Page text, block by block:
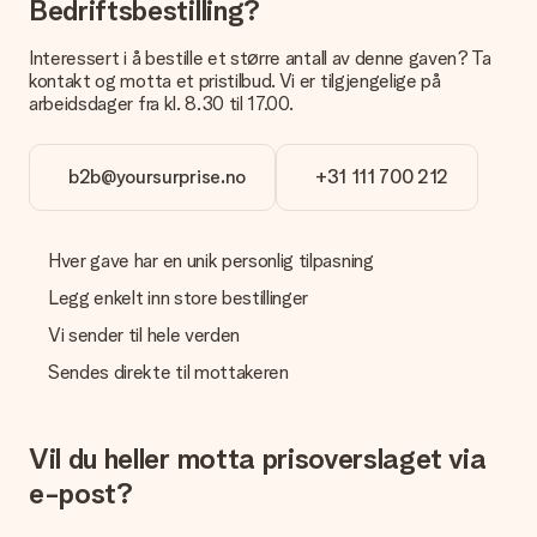
Kan jeg velge en leveringsdato?
Hva er leveringstiden og når mottar jeg gaven min?
Leveringstiden er indikert på produktsiden til gaven. Du kan
Hvilke leveringsalternativer kan jeg velge mellom?
For tiden er det ikke mulig å velge et leveringsalternativ.
faller inn under? Ta kontakt med vår kundeservice.
Betaling
Vi tilbyr følgende betalingsmåter: Paypal, kredittkort, faktura
kommer fram.
Gave mottatt
Bedriftsbestilling?
Interessert i å bestille et større antall av denne gaven? Ta
kontakt og motta et pristilbud. Vi er tilgjengelige på
arbeidsdager fra kl. 8.30 til 17.00.
b2b@yoursurprise.no +31 111 700 212
Hver gave har en unik personlig tilpasning
Legg enkelt inn store bestillinger
Vi sender til hele verden
Sendes direkte til mottakeren
Vil du heller motta prisoverslaget via
e-post?